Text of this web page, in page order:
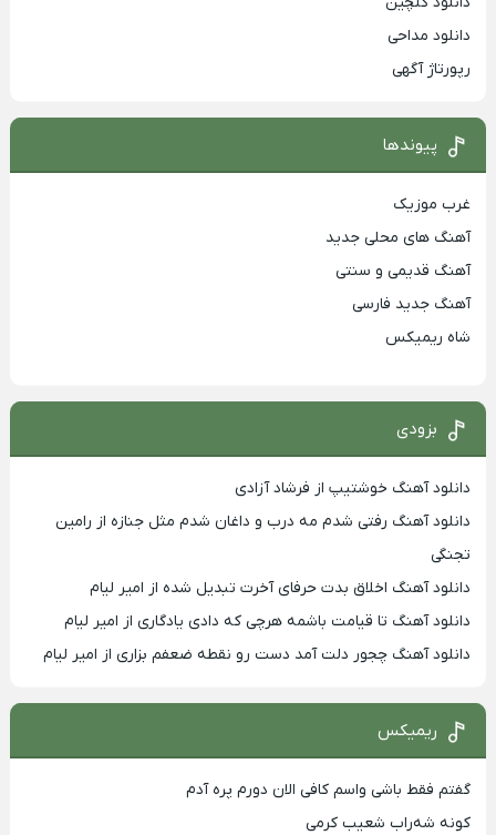
دانلود مداحی
رپورتاژ آگهی
پیوندها
غرب موزیک
آهنگ های محلی جدید
آهنگ قدیمی و سنتی
آهنگ جدید فارسی
شاه ریمیکس
بزودی
دانلود آهنگ خوشتیپ از فرشاد آزادی
دانلود آهنگ رفتی شدم مه درب و داغان شدم مثل جنازه از رامین
تجنگی
دانلود آهنگ اخلاق بدت حرفای آخرت تبدیل شده از امیر لیام
دانلود آهنگ تا قیامت باشمه هرچی که دادی یادگاری از امیر لیام
دانلود آهنگ چجور دلت آمد دست رو نقطه ضعفم بزاری از امیر لیام
ریمیکس
گفتم فقط باشی واسم کافی الان دورم پره آدم
کونه شه‌راب شعیب کرمی